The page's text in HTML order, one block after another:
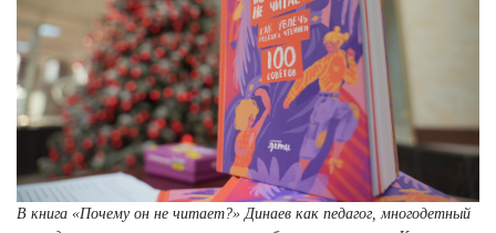
В книга «Почему он не читает?» Динаев как педагог, многодетный